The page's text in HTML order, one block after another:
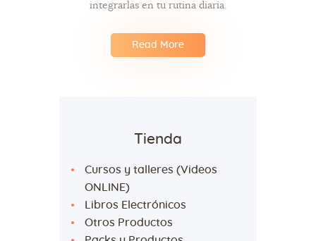
integrarlas en tu rutina diaria.
Read More
Tienda
Cursos y talleres (Videos
ONLINE)
Libros Electrónicos
Otros Productos